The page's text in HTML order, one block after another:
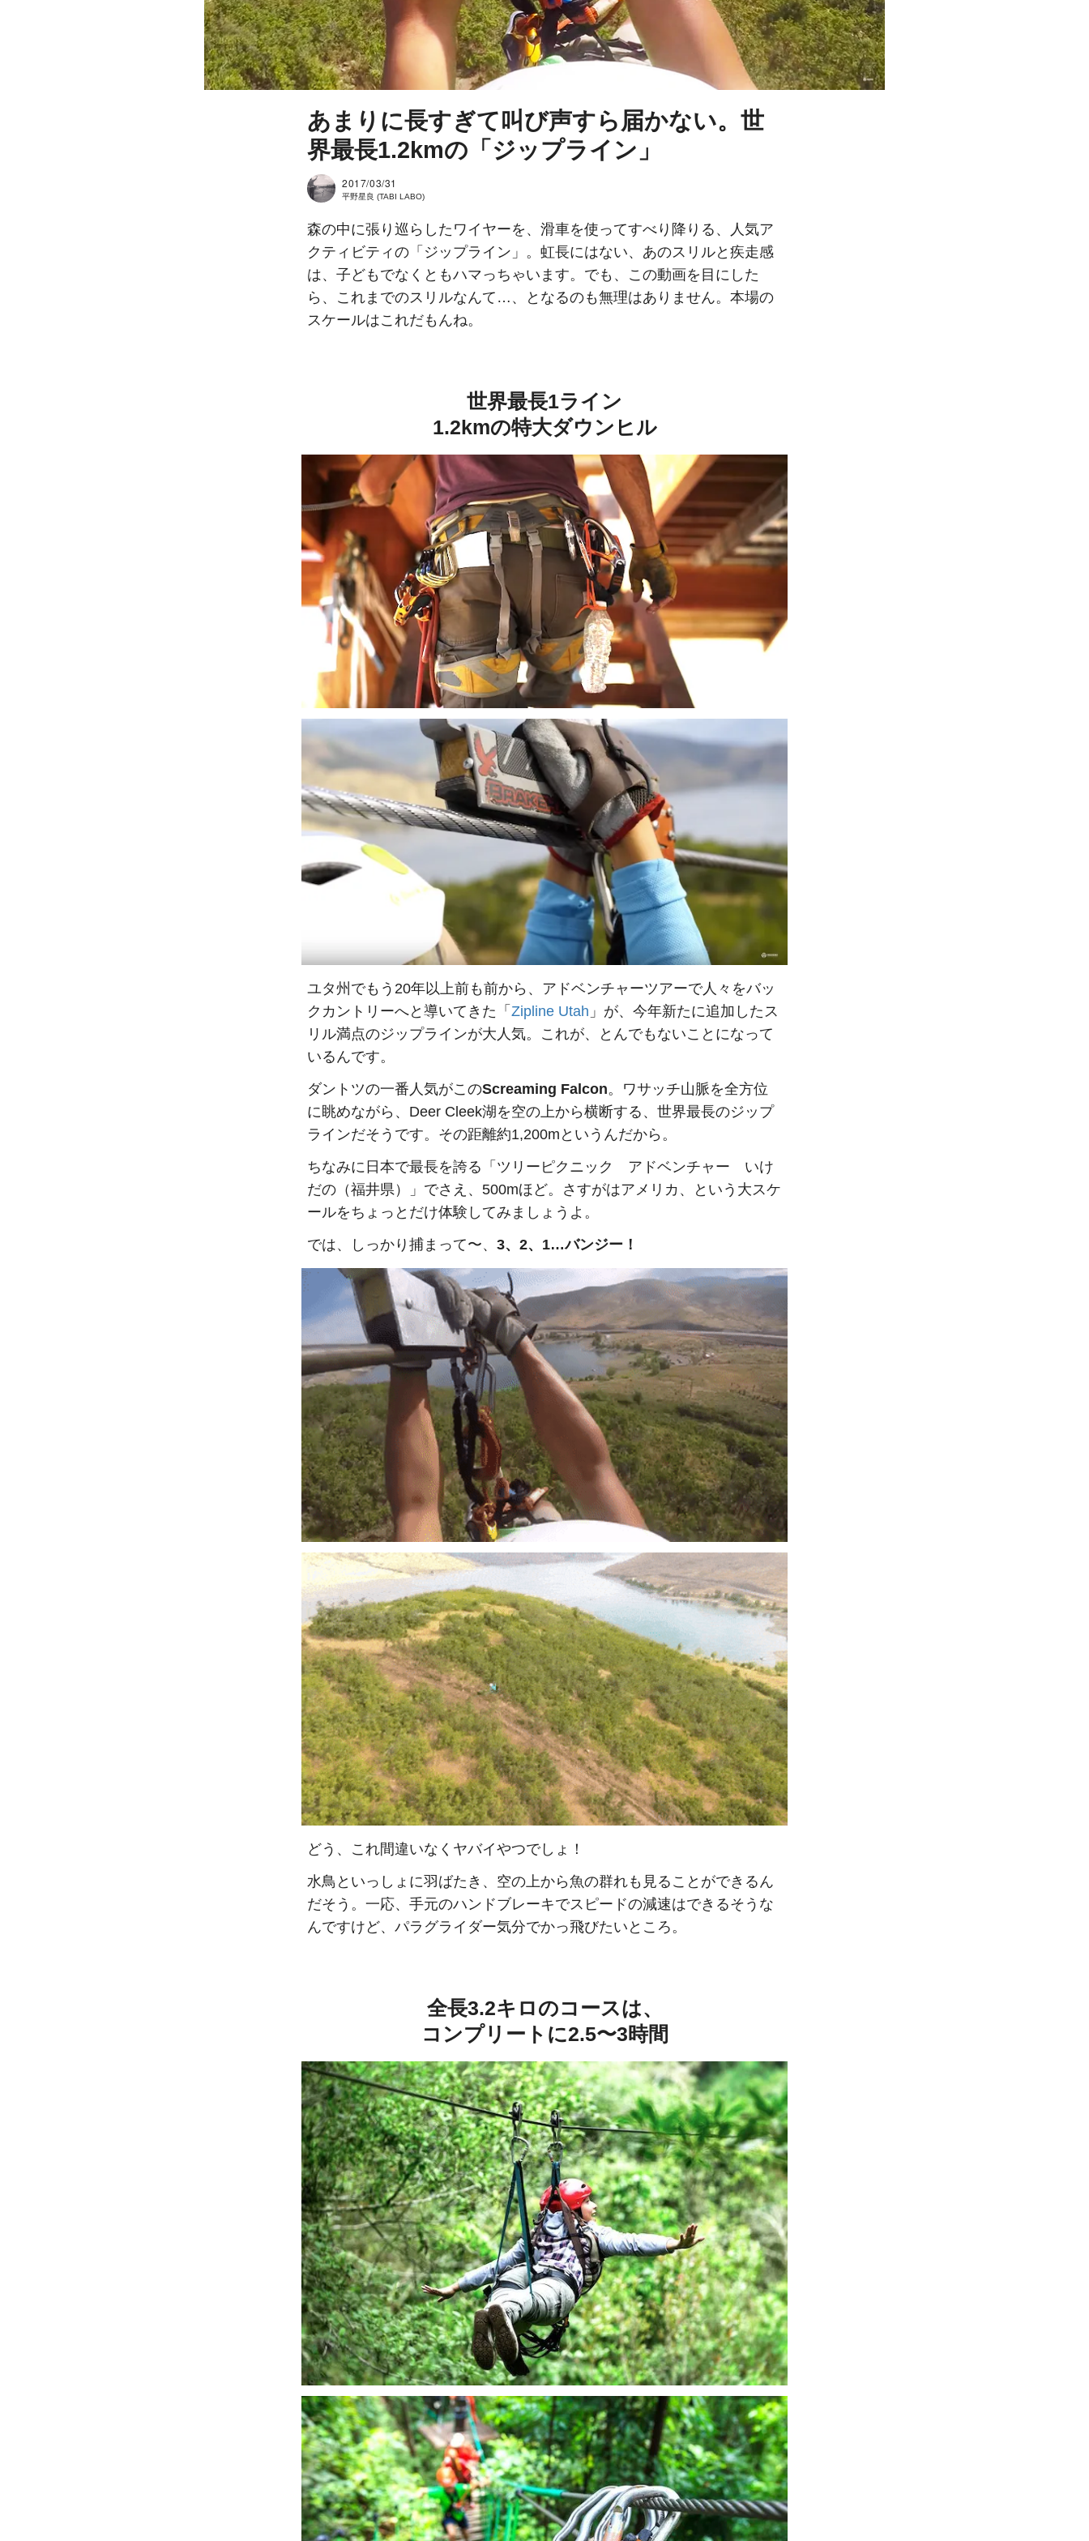
あまりに長すぎて叫び声すら届かない。世
界最長1.2kmの「ジップライン」
2017/03/31
平野星良 (TABI LABO)
森の中に張り巡らしたワイヤーを、滑車を使ってすべり降りる、人気ア
クティビティの「ジップライン」。虹長にはない、あのスリルと疾走感
は、子どもでなくともハマっちゃいます。でも、この動画を目にした
ら、これまでのスリルなんて…、となるのも無理はありません。本場の
スケールはこれだもんね。
世界最長1ライン
1.2kmの特大ダウンヒル
ユタ州でもう20年以上前も前から、アドベンチャーツアーで人々をバッ
クカントリーへと導いてきた「 Zipline Utah 」が、今年新たに追加したス
リル満点のジップラインが大人気。これが、とんでもないことになって
いるんです。
ダントツの一番人気がこのScreaming Falcon。ワサッチ山脈を全方位
に眺めながら、Deer Cleek湖を空の上から横断する、世界最長のジップ
ラインだそうです。その距離約1,200mというんだから。
ちなみに日本で最長を誇る「ツリーピクニック アドベンチャー いけ
だの（福井県）」でさえ、500mほど。さすがはアメリカ、という大スケ
ールをちょっとだけ体験してみましょうよ。
では、しっかり捕まって〜、 3、2、1…バンジー！
どう、これ間違いなくヤバイやつでしょ！
水鳥といっしょに羽ばたき、空の上から魚の群れも見ることができるん
だそう。一応、手元のハンドブレーキでスピードの減速はできるそうな
んですけど、パラグライダー気分でかっ飛びたいところ。
全長3.2キロのコースは、
コンプリートに2.5〜3時間